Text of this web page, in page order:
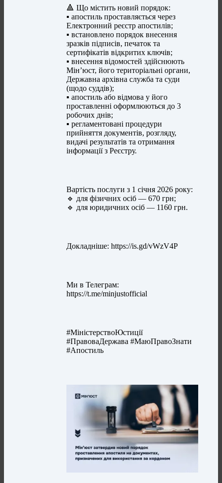
🔺 Що містить новий порядок:
▪️ апостиль проставляється через
Електронний реєстр апостилів;
▪️ встановлено порядок внесення
зразків підписів, печаток та
сертифікатів відкритих ключів;
▪️ внесення відомостей здійснюють
Мін’юст, його територіальні органи,
Державна архівна служба та суди
(щодо суддів);
▪️ апостиль або відмова у його
проставленні оформлюються до 3
робочих днів;
▪️ регламентовані процедури
прийняття документів, розгляду,
видачі результатів та отримання
інформації з Реєстру.
Вартість послуги з 1 січня 2026 року:
🔹 для фізичних осіб — 670 грн;
🔹 для юридичних осіб — 1160 грн.
Докладніше: https://is.gd/vWzV4P
Ми в Телеграм:
https://t.me/minjustofficial
#МіністерствоЮстиції
#ПравоваДержава #МаюПравоЗнати
#Апостиль